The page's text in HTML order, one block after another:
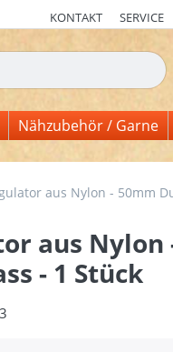
KONTAKT SERVICE
erscheinen
Nähzubehör / Garne
aus Nylon - 50mm
aus Nylon
- 1 Stück